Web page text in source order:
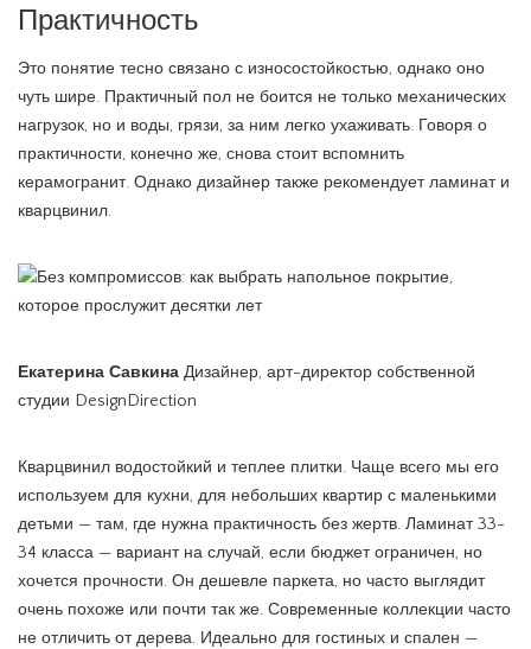
Практичность
Это понятие тесно связано с износостойкостью, однако оно
чуть шире. Практичный пол не боится не только механических
нагрузок, но и воды, грязи, за ним легко ухаживать. Говоря о
практичности, конечно же, снова стоит вспомнить
керамогранит. Однако дизайнер также рекомендует ламинат и
кварцвинил.
Екатерина Савкина Дизайнер, арт-директор собственной
студии DesignDirection
Кварцвинил водостойкий и теплее плитки. Чаще всего мы его
используем для кухни, для небольших квартир с маленькими
детьми — там, где нужна практичность без жертв. Ламинат 33-
34 класса — вариант на случай, если бюджет ограничен, но
хочется прочности. Он дешевле паркета, но часто выглядит
очень похоже или почти так же. Современные коллекции часто
не отличить от дерева. Идеально для гостиных и спален —